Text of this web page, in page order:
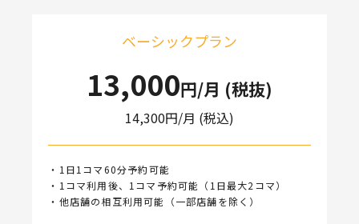
ベーシックプラン
13,000円/月 (税抜)
14,300円/月 (税込)
・1日1コマ60分予約可能
・1コマ利用後、1コマ予約可能（1日最大2コマ）
・他店舗の相互利用可能（一部店舗を除く）